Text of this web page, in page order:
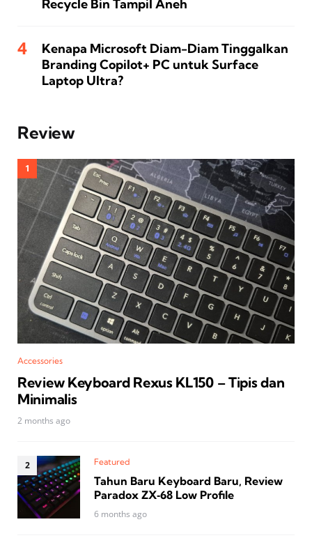
Recycle Bin Tampil Aneh
Kenapa Microsoft Diam-Diam Tinggalkan
Branding Copilot+ PC untuk Surface
Laptop Ultra?
Review
Accessories
Review Keyboard Rexus KL150 – Tipis dan
Minimalis
2 months ago
Featured
Tahun Baru Keyboard Baru, Review
Paradox ZX‑68 Low Profile
6 months ago